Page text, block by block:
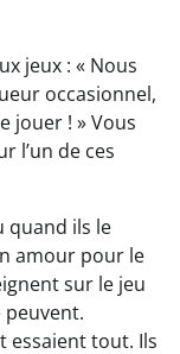
jeux : « Nous
occasionnel,
jouer ! » Vous
l’un de ces
quand ils le
amour pour le
sur le jeu
essaient tout. Ils